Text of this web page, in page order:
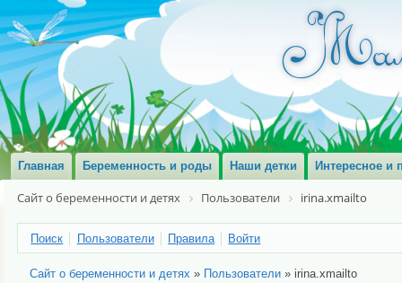
Главная Беременность и роды Наши детки Интересное и
Сайт о беременности и детях Пользователи irina.xmailto
Поиск Пользователи Правила Войти
Сайт о беременности и детях » Пользователи »irina.xmailto